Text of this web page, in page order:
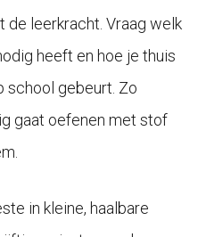
de leerkracht. Vraag welk
heeft en hoe je thuis
school gebeurt. Zo
gaat oefenen met stof
in kleine, haalbare